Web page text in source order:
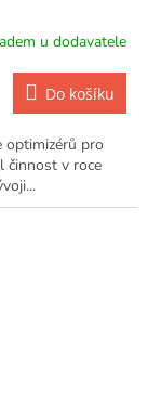
u dodavatele
Do košíku
optimizérů pro
činnost v roce